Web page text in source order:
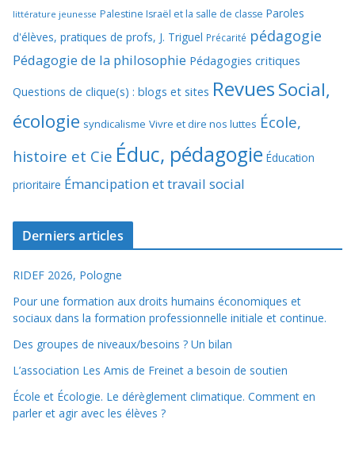
littérature jeunesse Palestine Israël et la salle de classe Paroles
d'élèves, pratiques de profs, J. Triguel Précarité pédagogie
Pédagogie de la philosophie Pédagogies critiques
Questions de clique(s) : blogs et sites RevuesSocial,
écologie syndicalisme Vivre et dire nos luttes École,
histoire et Cie Éduc, pédagogie Éducation
prioritaire Émancipation et travail social
Derniers articles
RIDEF 2026, Pologne
Pour une formation aux droits humains économiques et
sociaux dans la formation professionnelle initiale et continue.
Des groupes de niveaux/besoins ? Un bilan
L’association Les Amis de Freinet a besoin de soutien
École et Écologie. Le dérèglement climatique. Comment en
parler et agir avec les élèves ?